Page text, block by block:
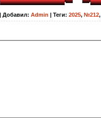
Добавил: Admin Теги: 2025, №212,